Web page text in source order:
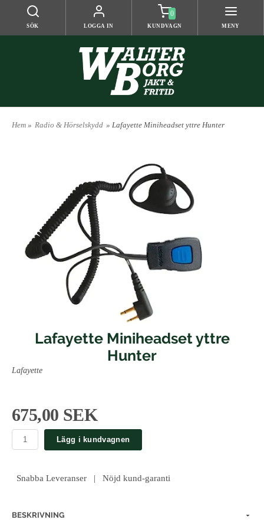
SÖK LOGGA IN
0
KUNDVAGN MENY
Hem » Radio & Hörselskydd » Lafayette Miniheadset yttre Hunter
Lafayette Miniheadset yttre
Hunter
Lafayette
675,00 SEK
Lägg i kundvagnen
Snabba Leveranser | Nöjd kund-garanti
BESKRIVNING